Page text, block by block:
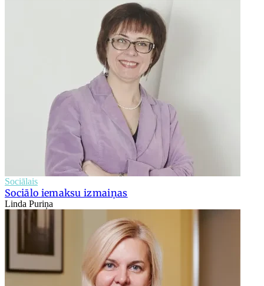
Sociālais
Sociālo iemaksu izmaiņas
Linda Puriņa